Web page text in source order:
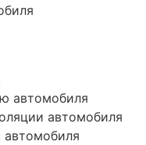
автомобиля
автомобиля